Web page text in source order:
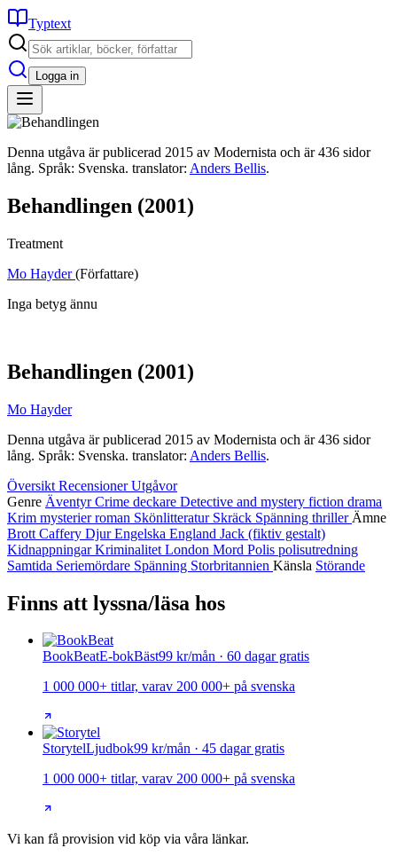
Typtext
Logga in
Denna utgåva är publicerad 2015 av Modernista och är 436 sidor
lång. Språk: Svenska. translator: Anders Bellis.
Behandlingen (2001)
Treatment
Mo Hayder(Författare)
Inga betyg ännu
Behandlingen (2001)
Mo Hayder
Denna utgåva är publicerad 2015 av Modernista och är 436 sidor
lång. Språk: Svenska. translator: Anders Bellis.
Översikt RecensionerUtgåvor
Genre ÄventyrCrime deckare Detective and mystery fiction drama
Krim mysterierroman Skönlitteratur Skräck Spänning thriller Ämne
Brott Caffery DjurEngelska England Jack (fiktiv gestalt)
KidnappningarKriminalitet London Mord Polis polisutredning
Samtida Seriemördare Spänning Storbritannien Känsla Störande
Finns att lyssna/läsa hos
BookBeatE-bokBäst99 kr/mån · 60 dagar gratis
1 000 000+ titlar, varav 200 000+ på svenska
StorytelLjudbok99 kr/mån · 45 dagar gratis
1 000 000+ titlar, varav 200 000+ på svenska
Vi kan få provision vid köp via våra länkar.